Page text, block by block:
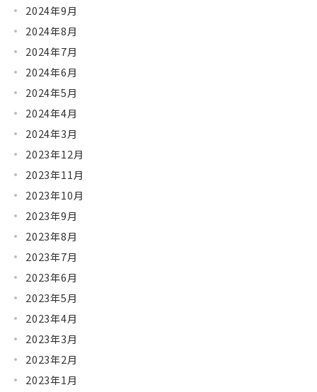
2024年9月
2024年8月
2024年7月
2024年6月
2024年5月
2024年4月
2024年3月
2023年12月
2023年11月
2023年10月
2023年9月
2023年8月
2023年7月
2023年6月
2023年5月
2023年4月
2023年3月
2023年2月
2023年1月